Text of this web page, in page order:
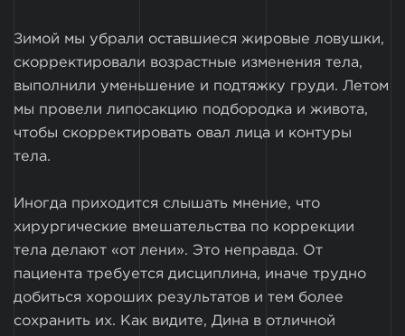
Зимой мы убрали оставшиеся жировые ловушки,
скорректировали возрастные изменения тела,
выполнили уменьшение и подтяжку груди. Летом
мы провели липосакцию подбородка и живота,
чтобы скорректировать овал лица и контуры
тела.
Иногда приходится слышать мнение, что
хирургические вмешательства по коррекции
тела делают «от лени». Это неправда. От
пациента требуется дисциплина, иначе трудно
добиться хороших результатов и тем более
сохранить их. Как видите, Дина в отличной